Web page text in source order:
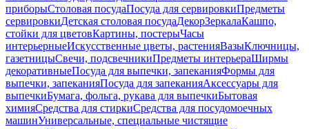
приборыСтоловая посудаПосуда для сервировкиПредметы
сервировкиДетская столовая посудаДекорЗеркалаКашпо,
стойки для цветовКартины, постерыЧасы
интерьерныеИскусственные цветы, растенияВазыКлючницы,
газетницыСвечи, подсвечникиПредметы интерьераШирмы
декоративныеПосуда для выпечки, запеканияФормы для
выпечки, запеканияПосуда для запеканияАксессуары для
выпечкиБумага, фольга, рукава для выпечкиБытовая
химияСредства для стиркиСредства для посудомоечных
машинУниверсальные, специальные чистящие